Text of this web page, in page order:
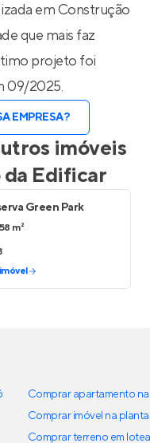
em Construção
que mais faz
projeto foi
09/2025.
EMPRESA?
imóveis
Edificar
Green Park
58 m²
Comprar apartamento
Comprar imóvel na planta
Comprar terreno em